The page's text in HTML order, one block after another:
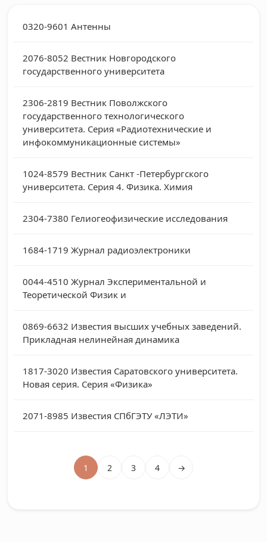
0320-9601 Антенны
2076-8052 Вестник Новгородского
государственного университета
2306-2819 Вестник Поволжского
государственного технологического
университета. Серия «Радиотехнические и
инфокоммуникационные системы»
1024-8579 Вестник Санкт -Петербургского
университета. Серия 4. Физика. Химия
2304-7380 Гелиогеофизические исследования
1684-1719 Журнал радиоэлектроники
0044-4510 Журнал Экспериментальной и
Теоретической Физик и
0869-6632 Известия высших учебных заведений.
Прикладная нелинейная динамика
1817-3020 Известия Саратовского университета.
Новая серия. Серия «Физика»
2071-8985 Известия СПбГЭТУ «ЛЭТИ»
1 2 3 4 →